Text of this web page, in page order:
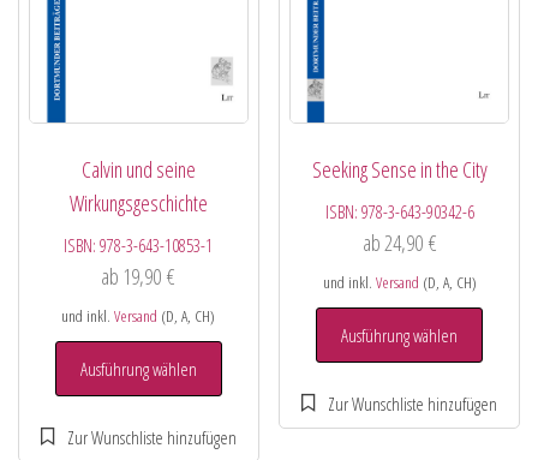
Calvin und seine
Wirkungsgeschichte
ISBN:978-3-643-10853-1
ab 19,90€
und inkl.Versand (D, A, CH)
Ausführung wählen
Seeking Sense in the City
ISBN: 978-3-643-90342-6
ab24,90 €
und inkl. Versand (D, A, CH)
Ausführung wählen